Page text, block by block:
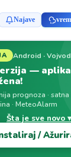
Najave
Android ·
—
prognoza · satna
· MeteoAlarm
Šta je sve novo ▾
/